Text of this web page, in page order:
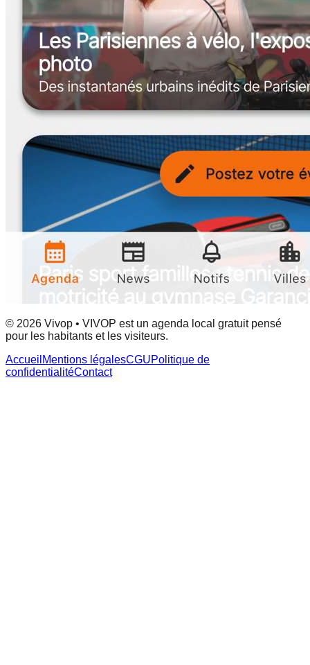
© 2026 Vivop • VIVOP est un agenda local gratuit pensé
pour les habitants et les visiteurs.
Accueil Mentions légalesCGUPolitique de
confidentialitéContact